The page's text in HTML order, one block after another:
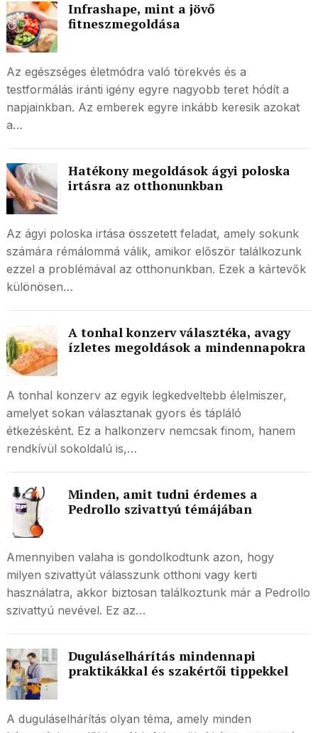
Infrashape, mint a jövő
fitneszmegoldása
Az egészséges életmódra való törekvés és a
testformálás iránti igény egyre nagyobb teret hódít a
napjainkban. Az emberek egyre inkább keresik azokat
a…
Hatékony megoldások ágyi poloska
irtásra az otthonunkban
Az ágyi poloska irtása összetett feladat, amely sokunk
számára rémálommá válik, amikor először találkozunk
ezzel a problémával az otthonunkban. Ezek a kártevők
különösen…
A tonhal konzerv választéka, avagy
ízletes megoldások a mindennapokra
A tonhal konzerv az egyik legkedveltebb élelmiszer,
amelyet sokan választanak gyors és tápláló
étkezésként. Ez a halkonzerv nemcsak finom, hanem
rendkívül sokoldalú is,…
Minden, amit tudni érdemes a
Pedrollo szivattyú témájában
Amennyiben valaha is gondolkodtunk azon, hogy
milyen szivattyút válasszunk otthoni vagy kerti
használatra, akkor biztosan találkoztunk már a Pedrollo
szivattyú nevével. Ez az…
Duguláselhárítás mindennapi
praktikákkal és szakértői tippekkel
A duguláselhárítás olyan téma, amely minden